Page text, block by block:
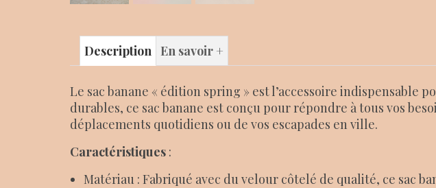
Description En savoir +
Le sac banane « édition spring » est l’accessoire indispensable
durables, ce sac banane est conçu pour répondre à tous vos
déplacements quotidiens ou de vos escapades en ville.
Caractéristiques :
Matériau : Fabriqué avec du velour côtelé de qualité, ce sac